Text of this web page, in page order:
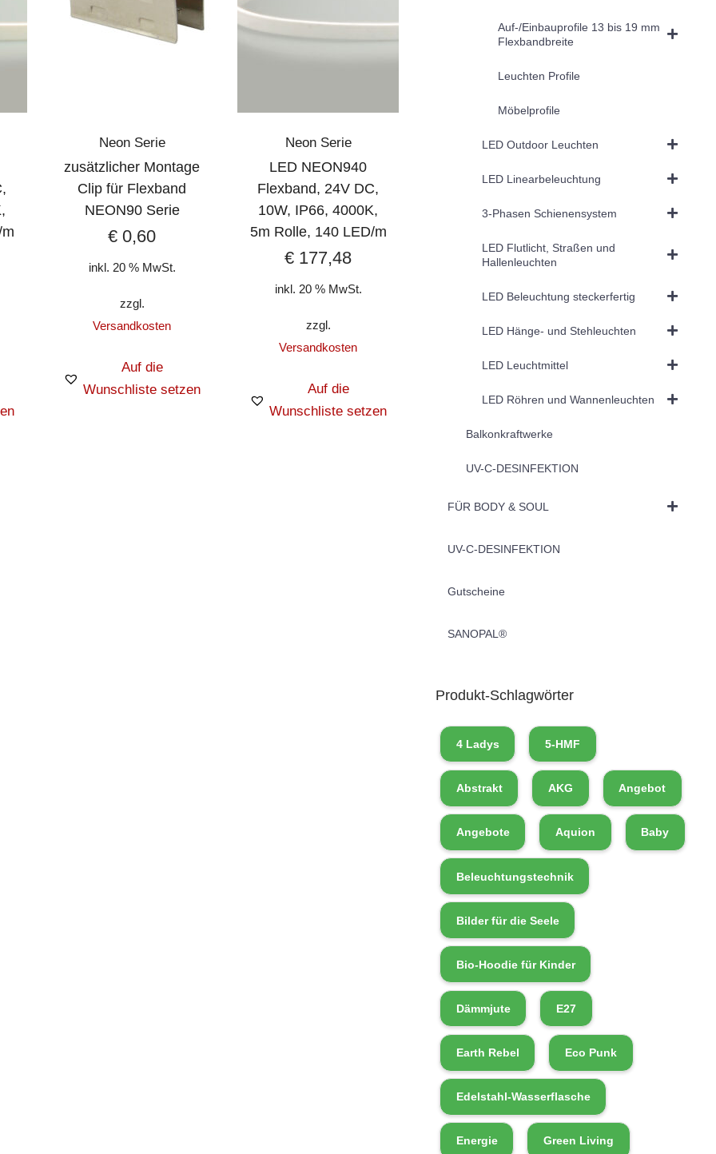
Neon Serie
zusätzlicher Montage
Clip für Flexband
NEON90 Serie
€ 0,60
inkl. 20 % MwSt.
zzgl.
Versandkosten
Auf die
Wunschliste setzen
Neon Serie
LED NEON940
Flexband, 24V DC,
10W, IP66, 4000K,
5m Rolle, 140 LED/m
€ 177,48
inkl. 20 % MwSt.
zzgl.
Versandkosten
Auf die
Wunschliste setzen
Auf-/Einbauprofile 13 bis 19 mm
Flexbandbreite
Leuchten Profile
Möbelprofile
LED Outdoor Leuchten
LED Linearbeleuchtung
3-Phasen Schienensystem
LED Flutlicht, Straßen und
Hallenleuchten
LED Beleuchtung steckerfertig
LED Hänge- und Stehleuchten
LED Leuchtmittel
LED Röhren und Wannenleuchten
Balkonkraftwerke
UV-C-DESINFEKTION
FÜR BODY & SOUL
UV-C-DESINFEKTION
Gutscheine
SANOPAL®
Produkt-Schlagwörter
4 Ladys 5-HMF
Abstrakt AKG Angebot
Angebote Aquion Baby
Beleuchtungstechnik
Bilder für die Seele
Bio-Hoodie für Kinder
Dämmjute E27
Earth Rebel Eco Punk
Edelstahl-Wasserflasche
Energie Green Living